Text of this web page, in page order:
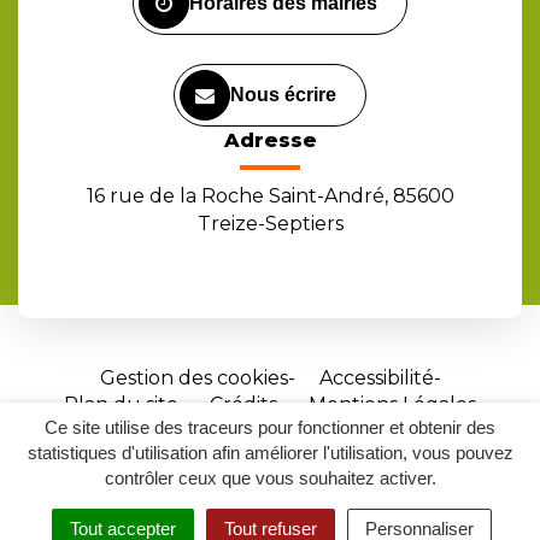
Ce site utilise des traceurs pour fonctionner et obtenir des
statistiques d'utilisation afin améliorer l'utilisation, vous pouvez
contrôler ceux que vous souhaitez activer.
Tout accepter Tout refuser Personnaliser
Nous écrire
Adresse
16 rue de la Roche Saint-André, 85600
Treize-Septiers
Gestion des cookies
Accessibilité
Plan du site
Crédits
Mentions Légales
Site
réalisé
par
Inovagora